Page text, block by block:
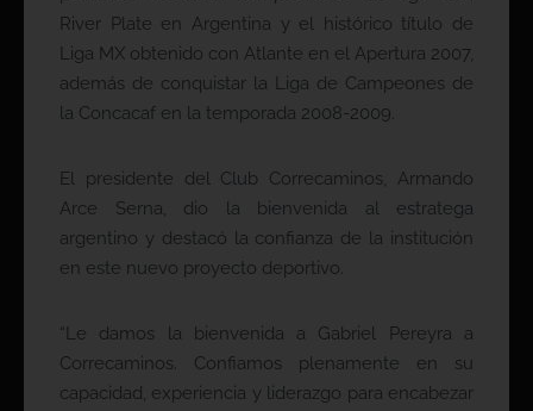
River Plate en Argentina y el histórico título de
Liga MX obtenido con Atlante en el Apertura 2007,
además de conquistar la Liga de Campeones de
la Concacaf en la temporada 2008-2009.
El presidente del Club Correcaminos, Armando
Arce Serna, dio la bienvenida al estratega
argentino y destacó la confianza de la institución
en este nuevo proyecto deportivo.
“Le damos la bienvenida a Gabriel Pereyra a
Correcaminos. Confiamos plenamente en su
capacidad, experiencia y liderazgo para encabezar